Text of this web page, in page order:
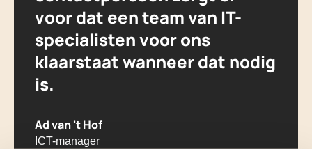
voor dat een team van IT-
specialisten voor ons
klaarstaat wanneer dat nodig
is.
Ad van 't Hof
ICT-manager